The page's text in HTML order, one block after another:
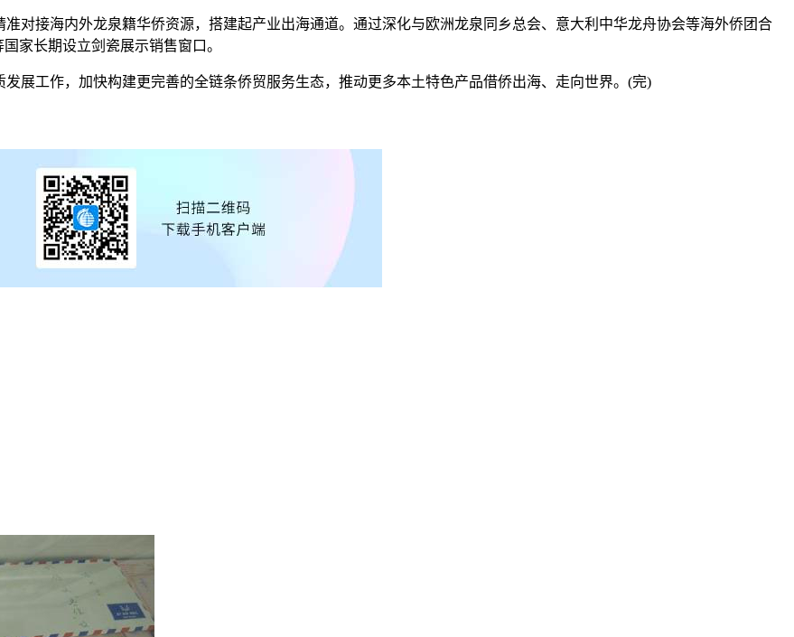
接海内外龙泉籍华侨资源，搭建起产业出海通道。通过深化与欧洲龙泉同乡总会、意大利中华龙舟协会等海外侨团合
家长期设立剑瓷展示销售窗口。
工作，加快构建更完善的全链条侨贸服务生态，推动更多本土特色产品借侨出海、走向世界。(完)